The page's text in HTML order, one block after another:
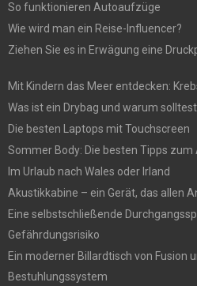
So funktionieren Autoaufzüge
Wie wird man ein Reise-Influencer?
Ziehen Sie es in Erwägung eine
Mit Kindern das Meer entdecken:
Was ist ein Drybag und warum
Die besten Laptops mit Touchscreen
Sommer Body: Die besten Tipps zum
Im Urlaub nach Wales oder Irland
Akustikkabine – ein Gerät, das allen
Eine selbstschließende
Gefährdungsrisiko
Ein moderner Billardtisch von Fusion
Bestuhlungssystem